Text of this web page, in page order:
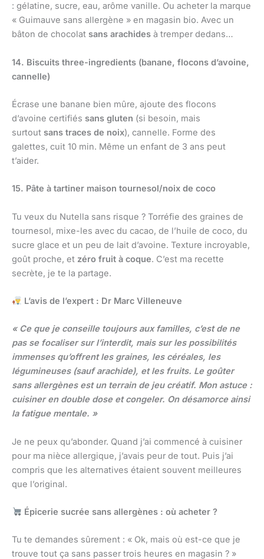
: gélatine, sucre, eau, arôme vanille. Ou acheter la marque
« Guimauve sans allergène » en magasin bio. Avec un
bâton de chocolat sans arachides à tremper dedans…
14. Biscuits three-ingredients (banane, flocons d’avoine,
cannelle)
Écrase une banane bien mûre, ajoute des flocons
d’avoine certifiés sans gluten (si besoin, mais
surtout sans traces de noix), cannelle. Forme des
galettes, cuit 10 min. Même un enfant de 3 ans peut
t’aider.
15. Pâte à tartiner maison tournesol/noix de coco
Tu veux du Nutella sans risque ? Torréfie des graines de
tournesol, mixe-les avec du cacao, de l’huile de coco, du
sucre glace et un peu de lait d’avoine. Texture incroyable,
goût proche, et zéro fruit à coque. C’est ma recette
secrète, je te la partage.
L’avis de l’expert : Dr Marc Villeneuve
« Ce que je conseille toujours aux familles, c’est de ne
pas se focaliser sur l’interdit, mais sur les possibilités
immenses qu’offrent les graines, les céréales, les
légumineuses (sauf arachide), et les fruits. Le goûter
sans allergènes est un terrain de jeu créatif. Mon astuce :
cuisiner en double dose et congeler. On désamorce ainsi
la fatigue mentale. »
Je ne peux qu’abonder. Quand j’ai commencé à cuisiner
pour ma nièce allergique, j’avais peur de tout. Puis j’ai
compris que les alternatives étaient souvent meilleures
que l’original.
Épicerie sucrée sans allergènes : où acheter ?
Tu te demandes sûrement : « Ok, mais où est-ce que je
trouve tout ça sans passer trois heures en magasin ? »